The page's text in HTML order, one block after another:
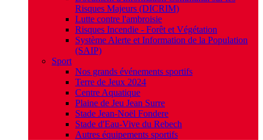
Risques Majeurs (DICRIM)
Lutte contre l'ambroisie
Risques Incendie - Forêt et Végétation
Système Alerte et Information de la Population
(SAIP)
Sport
Nos grands événements sportifs
Terre de Jeux 2024
Centre Aquatique
Plaine de Jeu Jean Surre
Stade Jean-Noël Fondere
Stade d'Eau-Vive du Rebech
Autres équipements sportifs